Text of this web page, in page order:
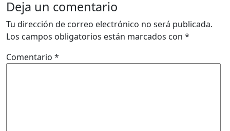
Deja un comentario
Tu dirección de correo electrónico no será publicada.
Los campos obligatorios están marcados con *
Comentario *